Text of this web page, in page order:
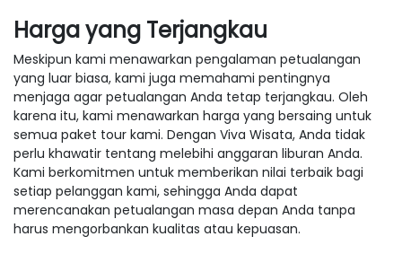
Harga yang Terjangkau
Meskipun kami menawarkan pengalaman petualangan
yang luar biasa, kami juga memahami pentingnya
menjaga agar petualangan Anda tetap terjangkau. Oleh
karena itu, kami menawarkan harga yang bersaing untuk
semua paket tour kami. Dengan Viva Wisata, Anda tidak
perlu khawatir tentang melebihi anggaran liburan Anda.
Kami berkomitmen untuk memberikan nilai terbaik bagi
setiap pelanggan kami, sehingga Anda dapat
merencanakan petualangan masa depan Anda tanpa
harus mengorbankan kualitas atau kepuasan.